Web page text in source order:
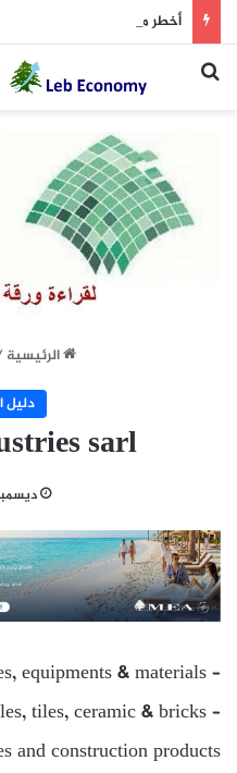
أخطر ما دار داخل غرفة
بحث عن
الرئيسية
دليل
sarl
ديسمبر 15,
equipments & materials –
tiles, ceramic & bricks –
and construction products